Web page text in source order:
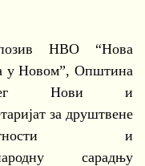
НВО “Нова
у Новом”, Општина
Нови и
за друштвене
и
сарадњу